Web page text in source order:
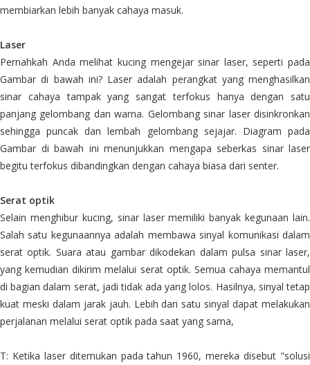
membiarkan lebih banyak cahaya masuk.
Laser
Pernahkah Anda melihat kucing mengejar sinar laser, seperti pada
Gambar di bawah ini? Laser adalah perangkat yang menghasilkan
sinar cahaya tampak yang sangat terfokus hanya dengan satu
panjang gelombang dan warna. Gelombang sinar laser disinkronkan
sehingga puncak dan lembah gelombang sejajar. Diagram pada
Gambar di bawah ini menunjukkan mengapa seberkas sinar laser
begitu terfokus dibandingkan dengan cahaya biasa dari senter.
Serat optik
Selain menghibur kucing, sinar laser memiliki banyak kegunaan lain.
Salah satu kegunaannya adalah membawa sinyal komunikasi dalam
serat optik. Suara atau gambar dikodekan dalam pulsa sinar laser,
yang kemudian dikirim melalui serat optik. Semua cahaya memantul
di bagian dalam serat, jadi tidak ada yang lolos. Hasilnya, sinyal tetap
kuat meski dalam jarak jauh. Lebih dari satu sinyal dapat melakukan
perjalanan melalui serat optik pada saat yang sama,
T: Ketika laser ditemukan pada tahun 1960, mereka disebut "solusi